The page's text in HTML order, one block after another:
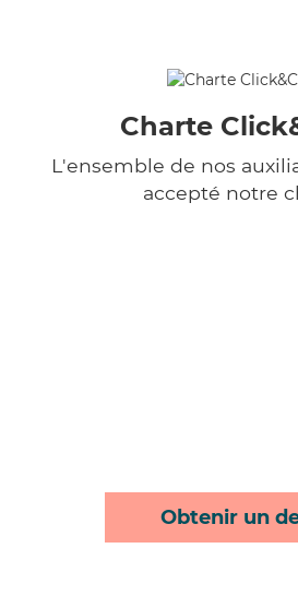
Charte
L'ensemble de nos
accepté notre
Obtenir un